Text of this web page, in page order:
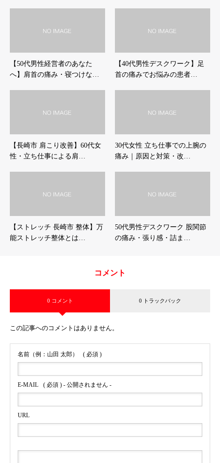
【50代男性経営者のあなた
へ】肩首の痛み・寝つけな…
【40代男性デスクワーク】足
首の痛みでお悩みの患者…
【長崎市 肩こり改善】60代女
性・立ち仕事による肩…
30代女性 立ち仕事での上腕の
痛み｜原因と対策・改…
【ストレッチ 長崎市 整体】万
能ストレッチ整体とは…
50代男性デスクワーク 股関節
の痛み・張り感・詰ま…
コメント
0 コメント 0 トラックバック
この記事へのコメントはありません。
名前（例：山田 太郎） ( 必須 )
E-MAIL ( 必須 ) - 公開されません -
URL